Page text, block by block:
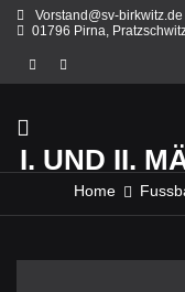
Skip
Vorstand@sv-birkwitz.de
01796 Pirna,
I. UND II.
Home